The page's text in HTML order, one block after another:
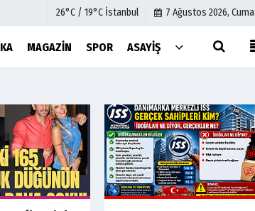
26°C / 19°C İstanbul 7 Ağustos 2026, Cuma
MAGAZIN SPOR ASAYIŞ
İletişim
Çerez Politikası
Gizlilik İlkeleri